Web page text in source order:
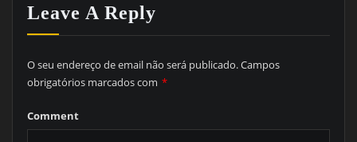
Leave A Reply
O seu endereço de email não será publicado.Campos
obrigatórios marcados com *
Comment